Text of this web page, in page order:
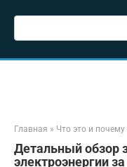
Поиск:
Главная » Что это и почему
Детальный обзор
электроэнергии